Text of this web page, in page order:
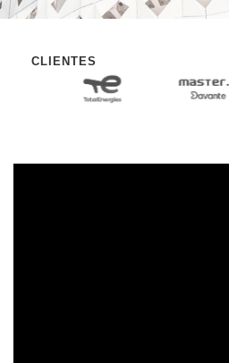
CLIENTES